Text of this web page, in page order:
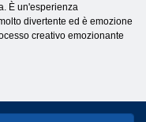
È un'esperienza
divertente ed è emozione
creativo emozionante